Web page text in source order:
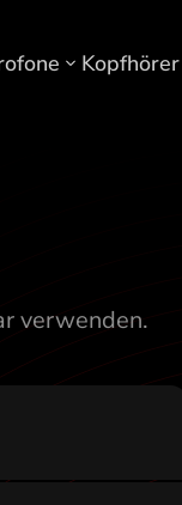
Kopfhörer
verwenden.